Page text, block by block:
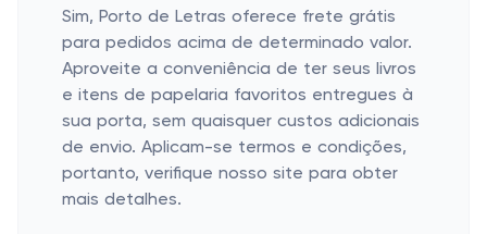
Sim, Porto de Letras oferece frete grátis
para pedidos acima de determinado valor.
Aproveite a conveniência de ter seus livros
e itens de papelaria favoritos entregues à
sua porta, sem quaisquer custos adicionais
de envio. Aplicam-se termos e condições,
portanto, verifique nosso site para obter
mais detalhes.